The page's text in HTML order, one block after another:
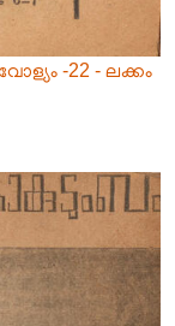
-22 - ലക്കം